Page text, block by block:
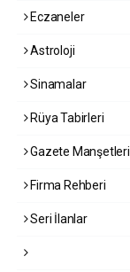
Eczaneler
Astroloji
Sinamalar
Rüya Tabirleri
Gazete Manşetleri
Firma Rehberi
Seri İlanlar